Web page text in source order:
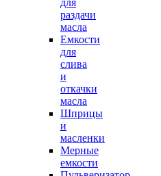
для
раздачи
масла
Емкости
для
слива
и
откачки
масла
Шприцы
и
масленки
Мерные
емкости